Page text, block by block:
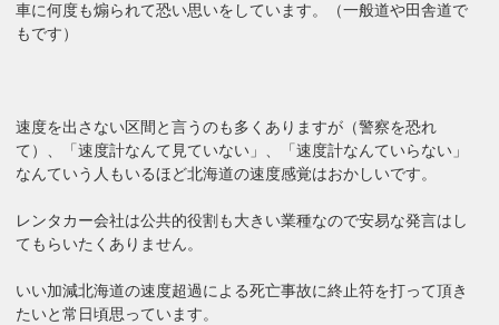
車に何度も煽られて恐い思いをしています。（一般道や田舎道で
もです）
速度を出さない区間と言うのも多くありますが（警察を恐れ
て）、「速度計なんて見ていない」、「速度計なんていらない」
なんていう人もいるほど北海道の速度感覚はおかしいです。
レンタカー会社は公共的役割も大きい業種なので安易な発言はし
てもらいたくありません。
いい加減北海道の速度超過による死亡事故に終止符を打って頂き
たいと常日頃思っています。